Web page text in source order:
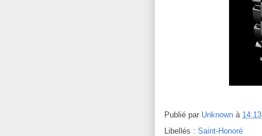
Publié par Unknown à 14:13
Libellés : Saint-Honoré